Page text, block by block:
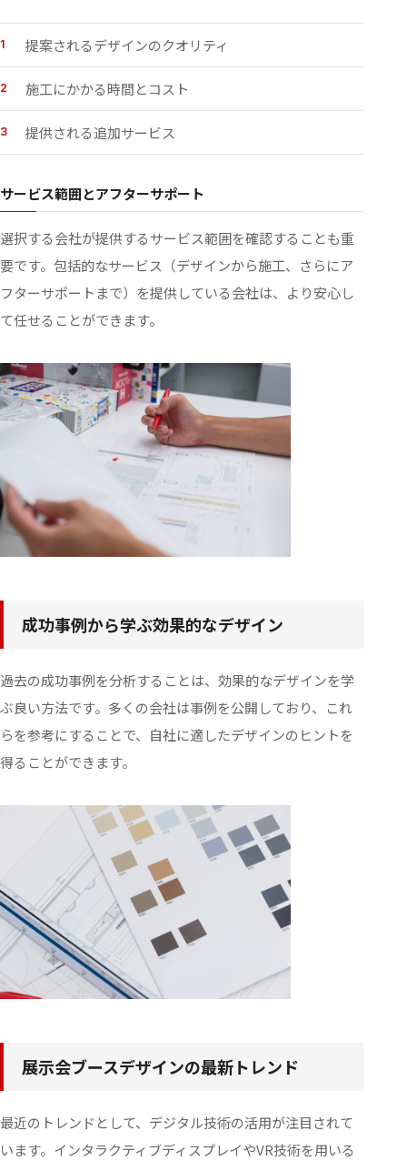
提案されるデザインのクオリティ
施工にかかる時間とコスト
提供される追加サービス
サービス範囲とアフターサポート
選択する会社が提供するサービス範囲を確認することも重
要です。包括的なサービス（デザインから施工、さらにア
フターサポートまで）を提供している会社は、より安心し
て任せることができます。
成功事例から学ぶ効果的なデザイン
過去の成功事例を分析することは、効果的なデザインを学
ぶ良い方法です。多くの会社は事例を公開しており、これ
らを参考にすることで、自社に適したデザインのヒントを
得ることができます。
展示会ブースデザインの最新トレンド
最近のトレンドとして、デジタル技術の活用が注目されて
います。インタラクティブディスプレイやVR技術を用いる